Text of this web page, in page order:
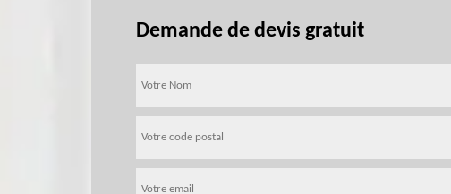
Demande de devis gratuit